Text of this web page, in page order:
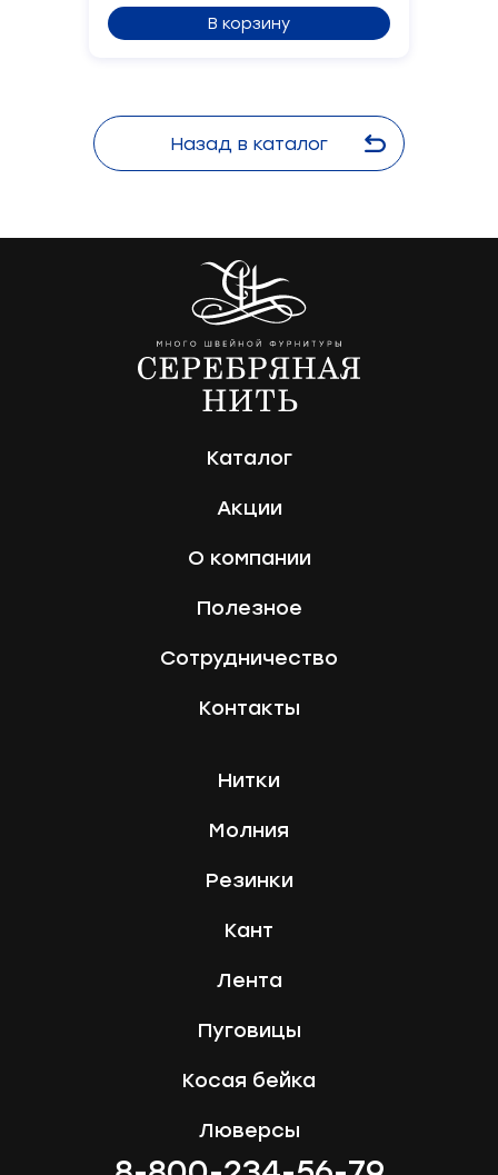
В корзину
Назад в каталог
Каталог
Акции
О компании
Полезное
Сотрудничество
Контакты
Нитки
Молния
Резинки
Кант
Лента
Пуговицы
Косая бейка
Люверсы